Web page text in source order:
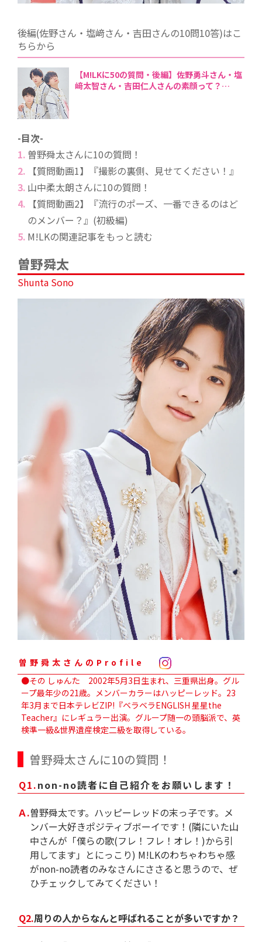
後編(佐野さん・塩﨑さん・吉田さんの10問10答)はこ
ちらから
【M!LKに50の質問・後編】佐野勇斗さん・塩
﨑太智さん・吉田仁人さんの素顔って？
-目次-
曽野舜太さんに10の質問！
【質問動画1】『撮影の裏側、見せてください！』
山中柔太朗さんに10の質問！
【質問動画2】『流行のポーズ、一番できるのはど
のメンバー？』(初級編)
M!LKの関連記事をもっと読む
曽野舜太
Shunta Sono
曽野舜太さんのProfile
●その しゅんた 2002年5月3日生まれ、三重県出身。グル
ープ最年少の21歳。メンバーカラーはハッピーレッド。23
年3月まで日本テレビZIP!『ベラベラENGLISH 星星the
Teacher』にレギュラー出演。グループ随一の頭脳派で、 英
検準一級&世界遺産検定二級を取得している。
曽野舜太さんに10の質問！
Q1.non-no読者に自己紹介をお願いします！
Ａ.曽野舜太です。ハッピーレッドの末っ子です。メ
ンバー大好きポジティブボーイです！(隣にいた山
中さんが「僕らの歌(フレ！フレ！オレ！)から引
用してます」とにっこり) M!LKのわちゃわちゃ感
がnon-no読者のみなさんにささると思うので、ぜ
ひチェックしてみてください！
Q2.周りの人からなんと呼ばれることが多いですか？